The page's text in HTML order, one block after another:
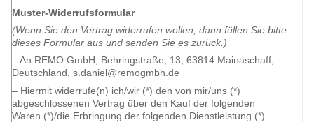
Muster-Widerrufsformular
(Wenn Sie den Vertrag widerrufen wollen, dann füllen Sie bitte
dieses Formular aus und senden Sie es zurück.)
– An REMO GmbH, Behringstraße, 13, 63814 Mainaschaff,
Deutschland, s.daniel@remogmbh.de
– Hiermit widerrufe(n) ich/wir (*) den von mir/uns (*)
abgeschlossenen Vertrag über den Kauf der folgenden
Waren (*)/die Erbringung der folgenden Dienstleistung (*)